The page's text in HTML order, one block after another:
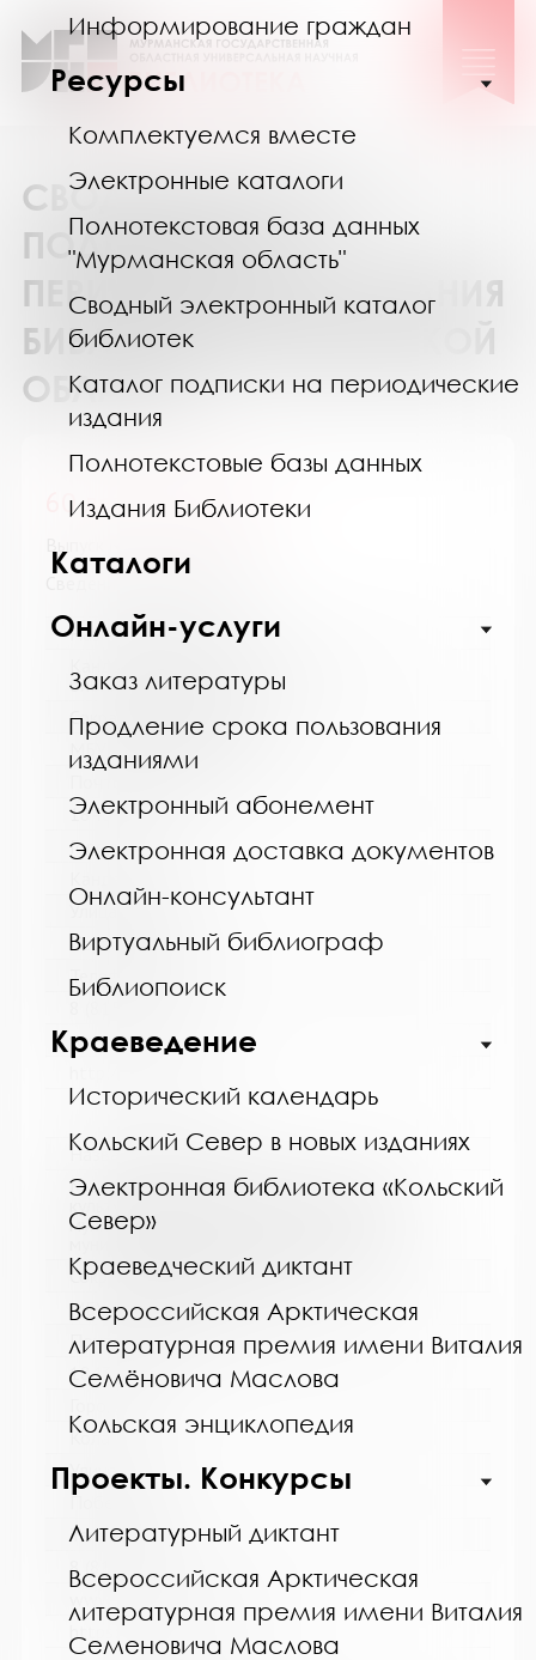
Информирование граждан
Ресурсы
Комплектуемся вместе
Электронные каталоги
Полнотекстовая база данных
"Мурманская область"
Сводный электронный каталог
библиотек
Каталог подписки на периодические
издания
Полнотекстовые базы данных
Издания Библиотеки
Каталоги
Онлайн-услуги
Заказ литературы
Продление срока пользования
изданиями
Электронный абонемент
Электронная доставка документов
Онлайн-консультант
Виртуальный библиограф
Библиопоиск
Краеведение
Исторический календарь
Кольский Север в новых изданиях
Электронная библиотека «Кольский
Север»
Краеведческий диктант
Всероссийская Арктическая
литературная премия имени Виталия
Семёновича Маслова
Кольская энциклопедия
Проекты. Конкурсы
Литературный диктант
Всероссийская Арктическая
литературная премия имени Виталия
Семеновича Маслова
СВОДНЫЙ КАТАЛОГ
ПОДПИСКИ НА
ПЕРИОДИЧЕСКИЕ ИЗДАНИЯ
БИБЛИОТЕК МУРМАНСКОЙ
ОБЛАСТИ
60 лет - не возраст
Название библиотеки:
библиотечная система
Сокращенное название:
МБУ Кандалакшская ЦБС
184042
Город:
Улица, дом:
Первомайская, 40
Телефон:
www:
Название библиотеки:
Муниципальное бюджетное учреждение
культуры "Кольская детская библиотека"
муниципального образования Кольский
Сокращенное название:
МБУК "Кольская детская библиотека"
Почтовый индекс:
184381
Кола
Улица, дом:
Победы, 7
Телефон:
8 (81553) 3-35-48
www:
https://bibliokinder.kulturu.ru